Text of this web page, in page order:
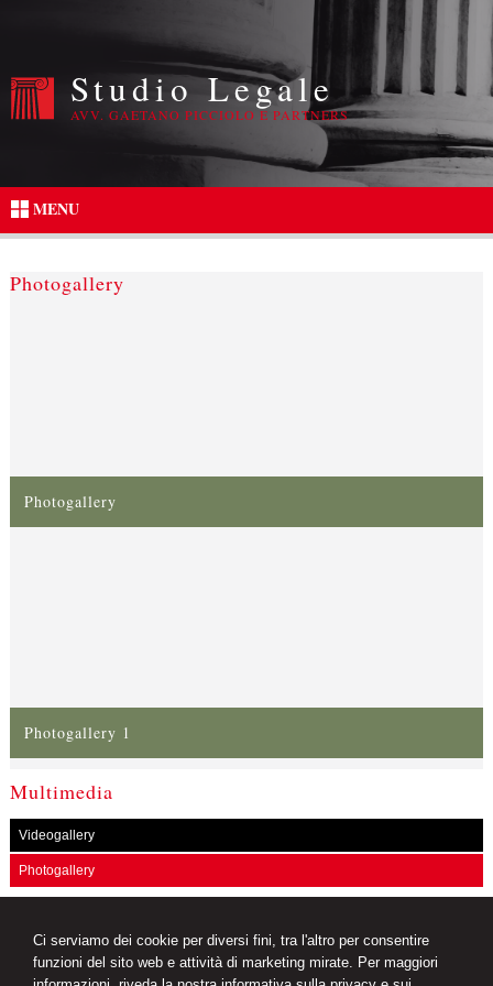
Ci serviamo dei cookie per diversi fini, tra l'altro per consentire
funzioni del sito web e attività di marketing mirate. Per maggiori
Studio Legale
AVV. GAETANO PICCIOLO E PARTNERS
MENU
Photogallery
Photogallery
Photogallery 1
Multimedia
Videogallery
Photogallery
09/08/2026
L'AI che hai spento non è sparita